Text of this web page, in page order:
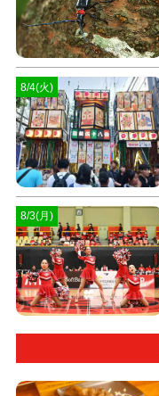
8/4(火)
8/3(月)